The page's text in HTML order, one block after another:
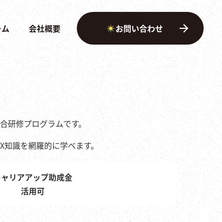
会社概要 お問い合わせ
研修プログラムです。
知識を網羅的に学べます。
リアアップ助成金
活用可